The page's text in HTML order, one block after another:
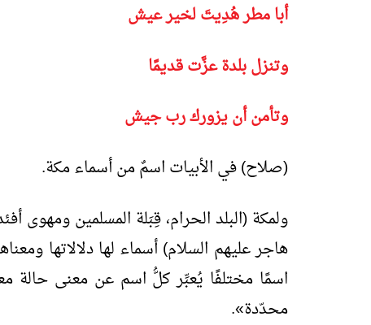
أبا مطر هُدِيتَ لخير عيش
وتنزل بلدة عزَّت قديمًا
وتأمن أن يزورك رب جيش
(صلاح) في الأبيات اسمٌ من أسماء مكة.
ولمكة (البلد الحرام، قِبَلة المسلمين ومهوى
اسمًا مختلفًا يُعبِّر كلُّ اسم عن معنى حالة
محدّدة».